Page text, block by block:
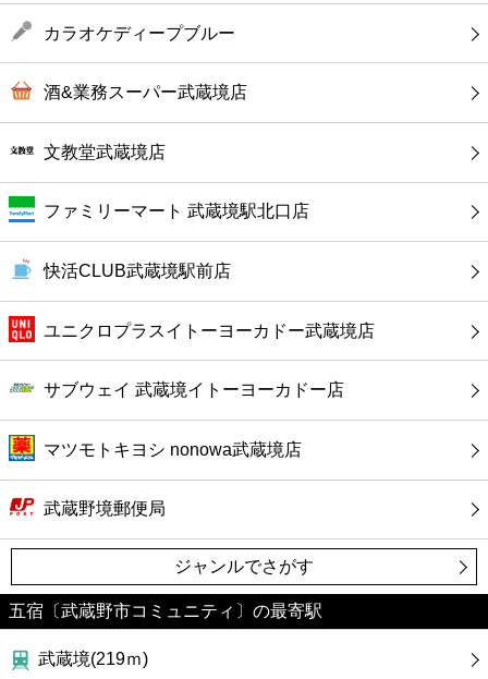
カラオケディープブルー
酒&業務スーパー武蔵境店
文教堂武蔵境店
ファミリーマート 武蔵境駅北口店
快活CLUB武蔵境駅前店
ユニクロプラスイトーヨーカドー武蔵境店
サブウェイ 武蔵境イトーヨーカドー店
マツモトキヨシ nonowa武蔵境店
武蔵野境郵便局
ジャンルでさがす
五宿〔武蔵野市コミュニティ〕の最寄駅
武蔵境(219ｍ)